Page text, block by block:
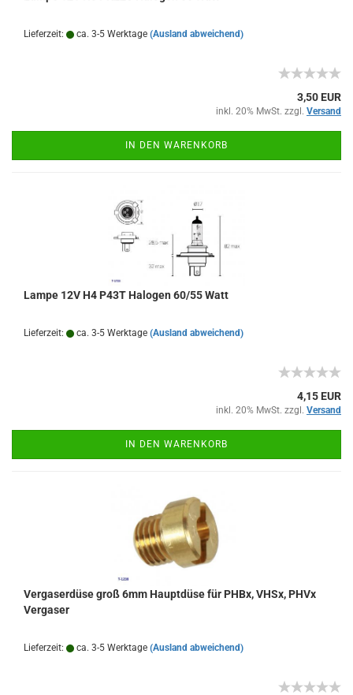
Lieferzeit: ca. 3-5 Werktage (Ausland abweichend)
3,50 EUR
inkl. 20% MwSt. zzgl. Versand
IN DEN WARENKORB
Lampe 12V H4 P43T Halogen 60/55 Watt
Lieferzeit: ca. 3-5 Werktage (Ausland abweichend)
4,15 EUR
inkl. 20% MwSt. zzgl. Versand
IN DEN WARENKORB
Vergaserdüse groß 6mm Hauptdüse für PHBx, VHSx, PHVx
Vergaser
Lieferzeit: ca. 3-5 Werktage (Ausland abweichend)